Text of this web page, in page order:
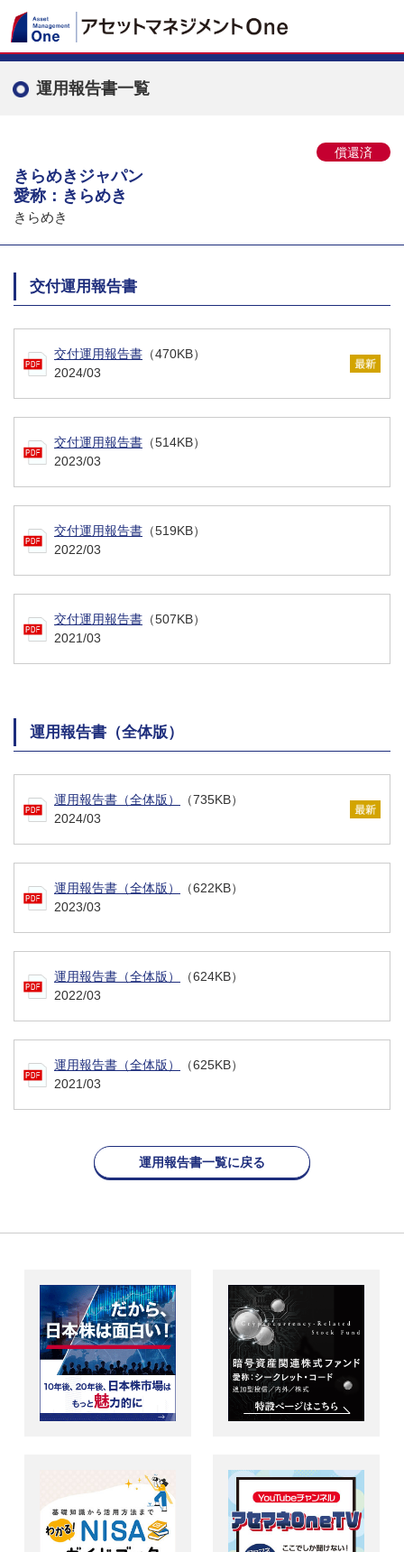
運用報告書一覧
償還済
きらめきジャパン
愛称：きらめき
きらめき
交付運用報告書
交付運用報告書 （470KB）
2024/03
交付運用報告書 （514KB）
2023/03
交付運用報告書 （519KB）
2022/03
交付運用報告書 （507KB）
2021/03
運用報告書（全体版）
運用報告書（全体版）
（735KB）
2024/03
運用報告書（全体版）
（622KB）
2023/03
運用報告書（全体版）
（624KB）
2022/03
運用報告書（全体版）
（625KB）
2021/03
運用報告書一覧に戻る